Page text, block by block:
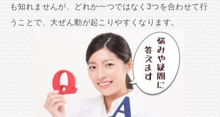
も知れませんが、どれか一つではなく3つを合わせて行
うことで、大ぜん動が起こりやすくなります。